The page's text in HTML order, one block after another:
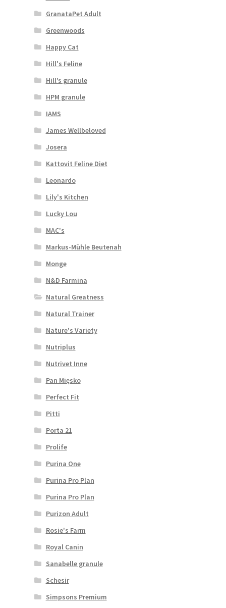
GranataPet Adult
Greenwoods
Happy Cat
Hill's Feline
Hill’s granule
HPM granule
IAMS
James Wellbeloved
Josera
Kattovit Feline Diet
Leonardo
Lily's Kitchen
Lucky Lou
MAC's
Markus-Mühle Beutenah
Monge
N&D Farmina
Natural Greatness
Natural Trainer
Nature's Variety
Nutriplus
Nutrivet Inne
Pan Mięsko
Perfect Fit
Pitti
Porta 21
Prolife
Purina One
Purina Pro Plan
Purina Pro Plan
Purizon Adult
Rosie's Farm
Royal Canin
Sanabelle granule
Schesir
Simpsons Premium